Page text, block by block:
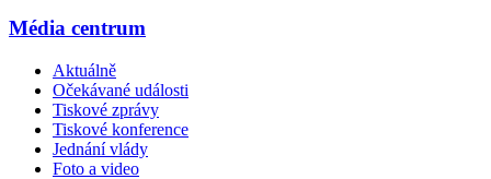
Média centrum
Aktuálně
Očekávané události
Tiskové zprávy
Tiskové konference
Jednání vlády
Foto a video